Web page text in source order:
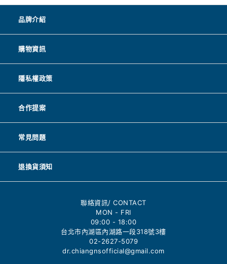
品牌介紹
購物資訊
隱私權政策
合作提案
常見問題
退換貨須知
聯絡資訊/ CONTACT
MON - FRI
09:00 - 18:00
台北市內湖區內湖路一段318號3樓
02-2627-5079
dr.chiangnsofficial@gmail.com